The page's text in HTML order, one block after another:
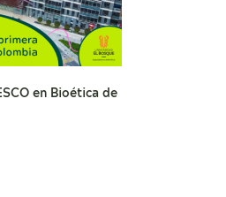
en Bioética de